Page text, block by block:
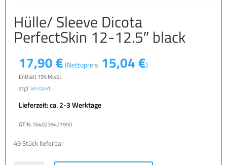
Hülle/ Sleeve Dicota
PerfectSkin 12-12.5″ black
17,90€ (Nettopreis: 15,04€)
Enthält 19% MwSt.
zzgl.Versand
Lieferzeit: ca. 2-3 Werktage
GTIN: 7640239421950
49 Stück lieferbar